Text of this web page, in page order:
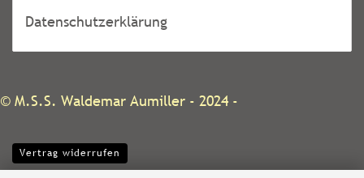
Datenschutzerklärung
© M.S.S. Waldemar Aumiller - 2024 -
Vertrag widerrufen